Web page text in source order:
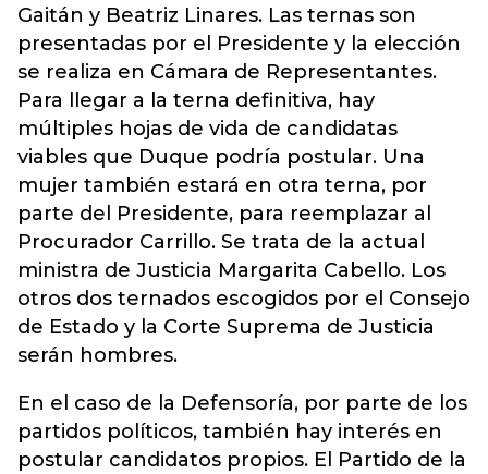
Gaitán y Beatriz Linares. Las ternas son
presentadas por el Presidente y la elección
se realiza en Cámara de Representantes.
Para llegar a la terna definitiva, hay
múltiples hojas de vida de candidatas
viables que Duque podría postular. Una
mujer también estará en otra terna, por
parte del Presidente, para reemplazar al
Procurador Carrillo. Se trata de la actual
ministra de Justicia Margarita Cabello. Los
otros dos ternados escogidos por el Consejo
de Estado y la Corte Suprema de Justicia
serán hombres.
En el caso de la Defensoría, por parte de los
partidos políticos, también hay interés en
postular candidatos propios. El Partido de la